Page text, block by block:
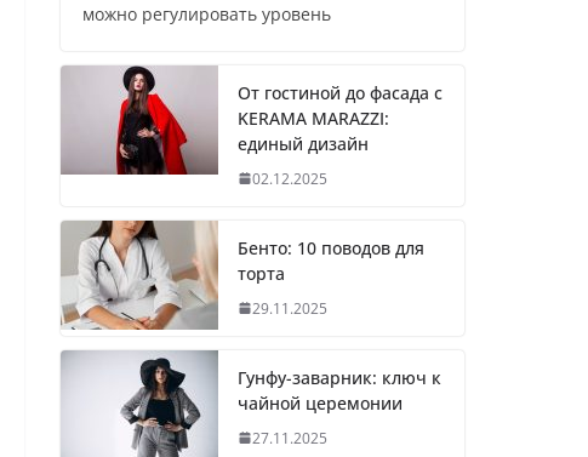
можно регулировать уровень
От гостиной до фасада с
KERAMA MARAZZI:
единый дизайн
02.12.2025
Бенто: 10 поводов для
торта
29.11.2025
Гунфу-заварник: ключ к
чайной церемонии
27.11.2025